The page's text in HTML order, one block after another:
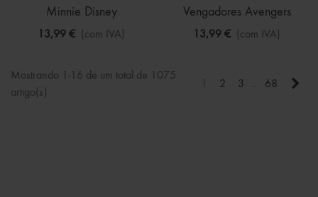
Minnie Disney
13,99 € (com IVA)
Vengadores Avengers
Marvel
13,99 € (com IVA)
Mostrando 1-16 de um total de 1075
artigo(s)
2 3 68